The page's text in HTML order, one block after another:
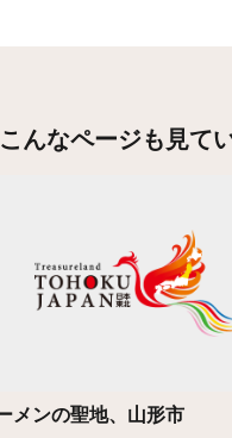
こんなページも見て
メンの聖地、山形市